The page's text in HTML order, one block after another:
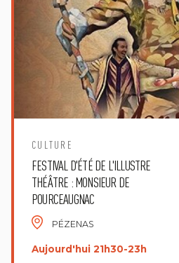
CULTURE
FESTIVAL D'ÉTÉ DE L'ILLUSTRE
THÉÂTRE : MONSIEUR DE
POURCEAUGNAC
PÉZENAS
Aujourd'hui 21h30-23h